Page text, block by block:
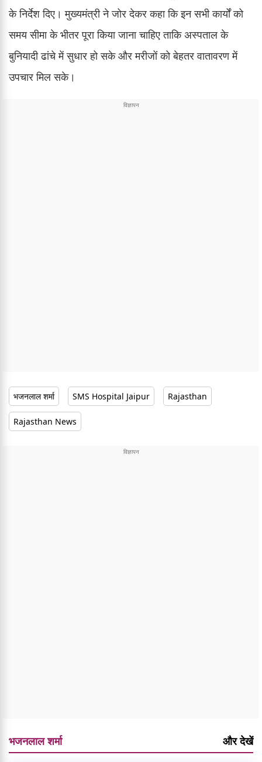
के निर्देश दिए। मुख्यमंत्री ने जोर देकर कहा कि इन सभी कार्यों को
समय सीमा के भीतर पूरा किया जाना चाहिए ताकि अस्पताल के
बुनियादी ढांचे में सुधार हो सके और मरीजों को बेहतर वातावरण में
उपचार मिल सके।
भजनलाल शर्मा SMS Hospital Jaipur Rajasthan
Rajasthan News
भजनलाल शर्मा और देखें